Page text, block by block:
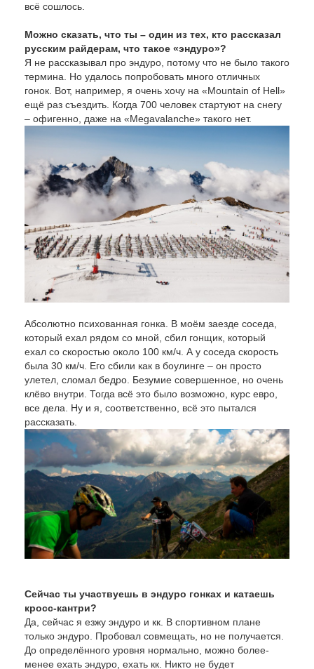
всё сошлось.
Можно сказать, что ты – один из тех, кто рассказал
русским райдерам, что такое «эндуро»?
Я не рассказывал про эндуро, потому что не было такого
термина. Но удалось попробовать много отличных
гонок. Вот, например, я очень хочу на «Mountain of Hell»
ещё раз съездить. Когда 700 человек стартуют на снегу
– офигенно, даже на «Megavalanche» такого нет.
Абсолютно психованная гонка. В моём заезде соседа,
который ехал рядом со мной, сбил гонщик, который
ехал со скоростью около 100 км/ч. А у соседа скорость
была 30 км/ч. Его сбили как в боулинге – он просто
улетел, сломал бедро. Безумие совершенное, но очень
клёво внутри. Тогда всё это было возможно, курс евро,
все дела. Ну и я, соответственно, всё это пытался
рассказать.
Сейчас ты участвуешь в эндуро гонках и катаешь
кросс-кантри?
Да, сейчас я езжу эндуро и кк. В спортивном плане
только эндуро. Пробовал совмещать, но не получается.
До определённого уровня нормально, можно более-
менее ехать эндуро, ехать кк. Никто не будет